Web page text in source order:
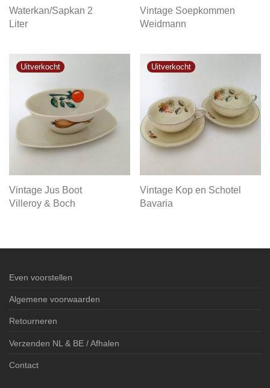
Waterkan/Sapkan 2
Liter
Vintage Soepkommen
Weidmann
Vintage Jus Boot
Villeroy & Boch
Vintage Kop en Schotel
Bavaria
Even voorstellen
Algemene voorwaarden
Retourneren
Verzenden NL & BE / Afhalen
Contact